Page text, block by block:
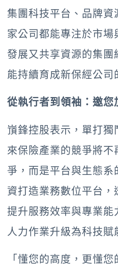
集團科技平台、品牌
家公司都能專注於市場
發展又共享資源的集
能持續育成新保經公司
從執行者到領袖：邀您
嵿鋒控股表示，單打
來保險產業的競爭將
爭，而是平台與生態
資打造業務數位平台
提升服務效率與專業
人力作業升級為科技賦
「懂您的高度，更懂